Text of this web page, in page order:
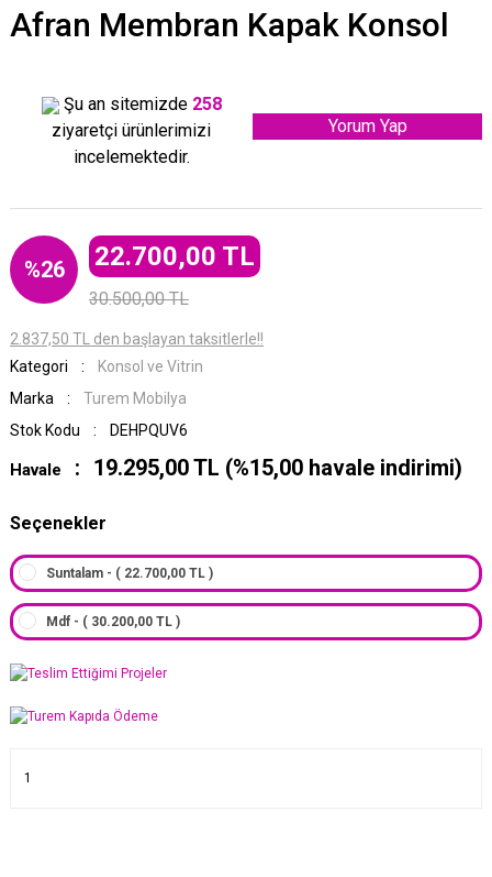
Afran Membran Kapak Konsol
Şu an sitemizde 258
ziyaretçi ürünlerimizi
incelemektedir.
Yorum Yap
%26 22.700,00 TL
30.500,00 TL
2.837,50 TL den başlayan taksitlerle!!
Kategori
Konsol ve Vitrin
Marka
Turem Mobilya
Stok Kodu
DEHPQUV6
Havale 19.295,00 TL (%15,00 havale indirimi)
Seçenekler
Suntalam - ( 22.700,00 TL )
Mdf - ( 30.200,00 TL )